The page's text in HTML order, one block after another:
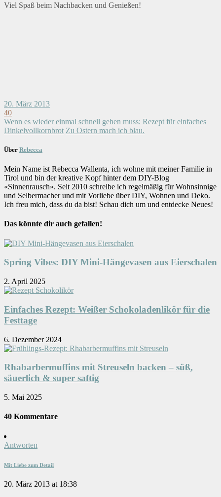
Viel Spaß beim Nachbacken und Genießen!
20. März 2013
40
Wenn es wieder einmal schnell gehen muss: Rezept für einfaches
Dinkelvollkornbrot Zu Ostern mach ich blau.
Über Rebecca
Mein Name ist Rebecca Wallenta, ich wohne mit meiner Familie in
Tirol und bin der kreative Kopf hinter dem DIY-Blog
«Sinnenrausch». Seit 2010 schreibe ich regelmäßig für Wohnsinnige
und Selbermacher und mit Vorliebe über DIY, Wohnen und Deko.
Ich freu mich, dass du da bist! Schau dich um und entdecke Neues!
Das könnte dir auch gefallen!
Spring Vibes: DIY Mini-Hängevasen aus Eierschalen
2. April 2025
Einfaches Rezept: Weißer Schokoladenlikör für die
Festtage
6. Dezember 2024
Rhabarbermuffins mit Streuseln backen – süß,
säuerlich & super saftig
5. Mai 2025
40 Kommentare
Antworten
Mit Liebe zum Detail
20. März 2013 at 18:38